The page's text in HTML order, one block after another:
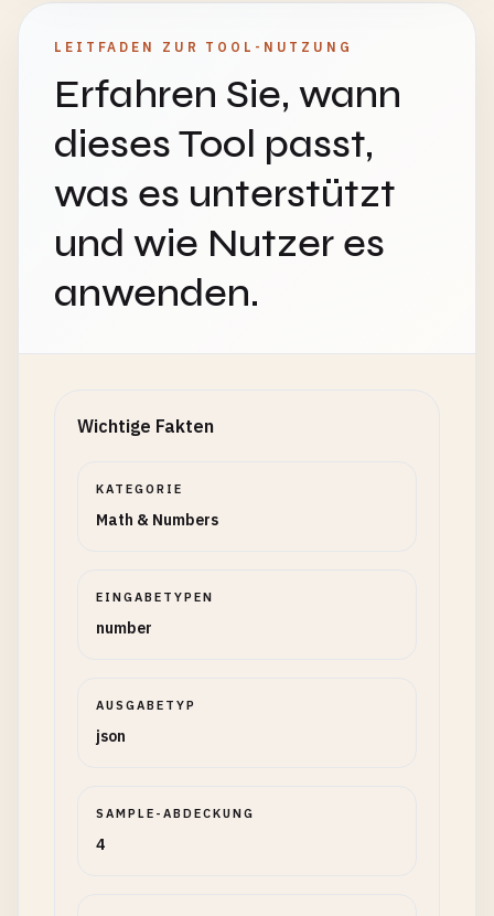
LEITFADEN ZUR TOOL-NUTZUNG
Erfahren Sie, wann
dieses Tool passt,
was es unterstützt
und wie Nutzer es
anwenden.
Wichtige Fakten
KATEGORIE
Math & Numbers
EINGABETYPEN
number
AUSGABETYP
json
SAMPLE-ABDECKUNG
4